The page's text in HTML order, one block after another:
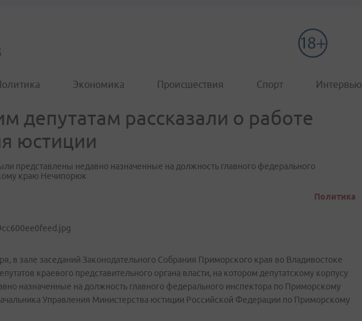
Экономика Происшествия Спорт Интервью
депутатам рассказали о работе
юстиции
представлены недавно назначенные на должность главного федерального
краю Нечипорюк
Политика
в зале заседаний Законодательного Собрания Приморского края во Владивостоке
краевого представительного органа власти, на котором депутатскому корпусу
назначенные на должность главного федерального инспектора по Приморскому
Управления Министерства юстиции Российской Федерации по Приморскому